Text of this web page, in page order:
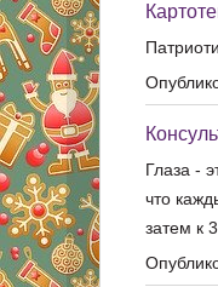
Глаза -
что
затем к